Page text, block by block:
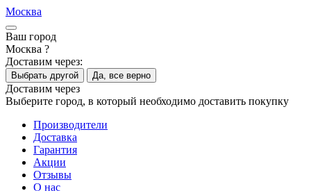
Москва
Ваш город
Москва ?
Доставим через:
Выбрать другой Да, все верно
Доставим через
Выберите город, в который необходимо доставить покупку
Производители
Доставка
Гарантия
Акции
Отзывы
О нас